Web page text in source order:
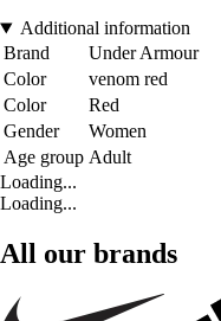
Additional information
Brand
Under Armour
Color
venom red
Color
Red
Gender
Women
Age group Adult
Loading...
Loading...
All our brands